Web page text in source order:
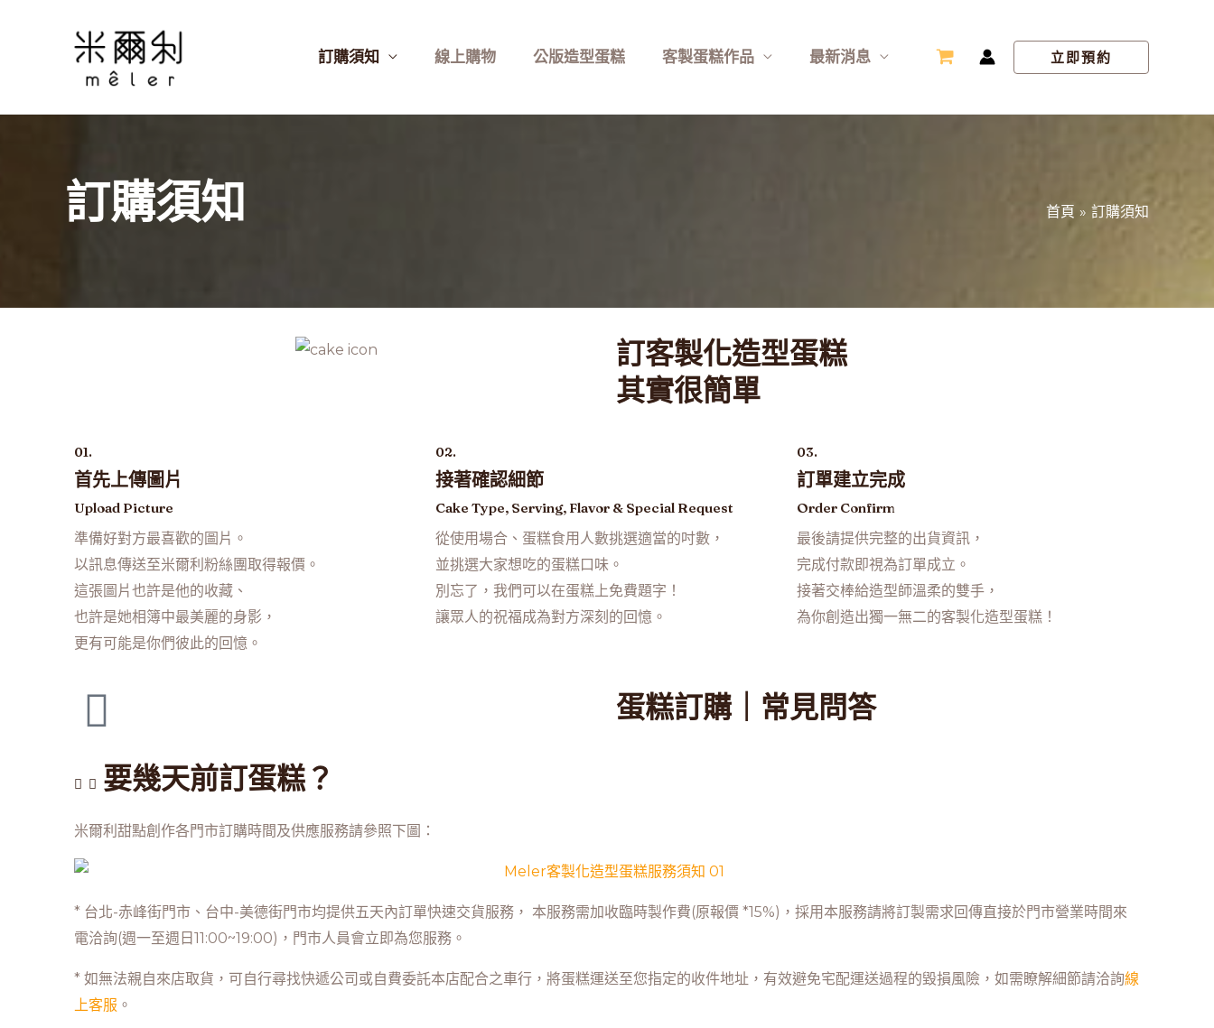
內
訂購須知 線上購物 公版造型蛋糕 客製蛋糕作品 最新消息 立即預約
訂購須知 首頁 訂購須知
訂客製化造型蛋糕
其實很簡單
01.
首先上傳圖片
Upload Picture
準備好對方最喜歡的圖片。
以訊息傳送至米爾利粉絲團取得報價。
這張圖片也許是他的收藏、
也許是她相簿中最美麗的身影，
更有可能是你們彼此的回憶。
02.
接著確認細節
Cake Type, Serving, Flavor & Special Request
從使用場合、蛋糕食用人數挑選適當的吋數，
並挑選大家想吃的蛋糕口味。
別忘了，我們可以在蛋糕上免費題字！
讓眾人的祝福成為對方深刻的回憶。
03.
訂單建立完成
Order Confirm
最後請提供完整的出貨資訊，
完成付款即視為訂單成立。
接著交棒給造型師溫柔的雙手，
為你創造出獨一無二的客製化造型蛋糕！
蛋糕訂購｜常見問答
要幾天前訂蛋糕？
米爾利甜點創作各門市訂購時間及供應服務請參照下圖：
* 台北-赤峰街門市、台中-美德街門市均提供五天內訂單快速交貨服務， 本服務需加收臨時製作費(原報價 *15%)，採用本服務請將訂製需求回傳直接於門市營業時間來
電洽詢(週一至週日11:00~19:00)，門市人員會立即為您服務。
* 如無法親自來店取貨，可自行尋找快遞公司或自費委託本店配合之車行，將蛋糕運送至您指定的收件地址，有效避免宅配運送過程的毀損風險，如需瞭解細節請洽詢線
上客服 。